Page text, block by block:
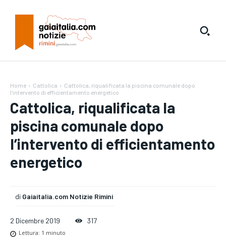
Home Cattolica
Cattolica, riqualificata la piscina comunale dopo
l'intervento di efficientamento energetico
Cattolica, riqualificata la
piscina comunale dopo
l’intervento di efficientamento
energetico
di Gaiaitalia.com Notizie Rimini
2 Dicembre 2019 317
Lettura: 1 minuto